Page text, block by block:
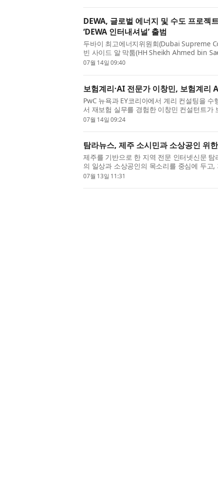
DEWA, 글로벌 에너지 및 수도 프로젝
‘DEWA 인터내셔널’ 출범
두바이 최고에너지위원회(Dubai Supreme
빈 사이드 알 막툼(HH Sheikh Ahmed bin
(Dubai Electricity and Water Authority,
07월 14일 09:40
보험계리·AI 전문가 이창민, 보험계리
PwC 뉴욕과 EY코리아에서 계리 컨설팅을
서 재보험 실무를 경험한 이창민 컨설턴트가
리아’를 출범했다고 밝혔다. 계리AI코리아는
07월 14일 09:24
탐라뉴스, 제주 소시민과 소상공인 위
제주를 기반으로 한 지역 전문 인터넷신문
의 일상과 소상공인의 목소리를 중심에 두
다. 단순한 사고 보도에 그치지 않고, 지역...
07월 13일 11:31